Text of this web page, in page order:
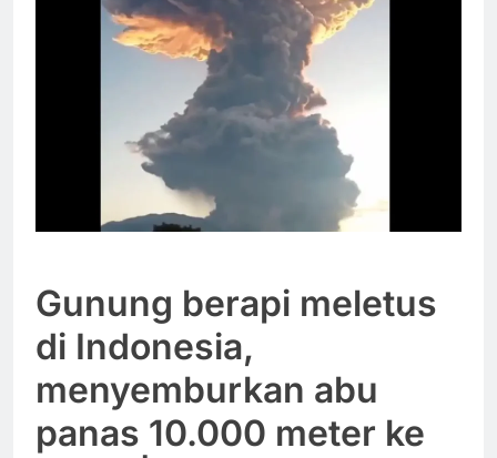
Gunung berapi meletus
di Indonesia,
menyemburkan abu
panas 10.000 meter ke